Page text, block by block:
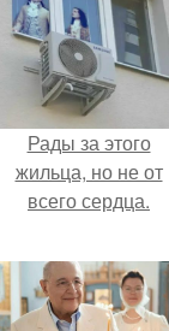
Рады за этого
жильца, но не от
всего сердца.